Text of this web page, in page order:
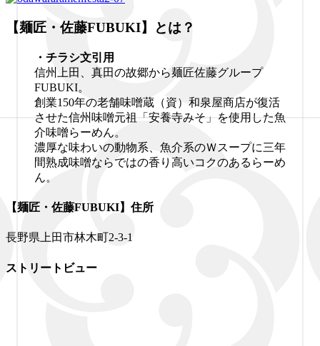
【麺匠・佐藤FUBUKI】とは？
・チラシ文引用
信州上田、真田の故郷から麺匠佐藤グループ
FUBUKI。
創業150年の老舗味噌蔵（資）和泉屋商店が復活
させた信州味噌元祖「安養寺みそ」を使用した魚
介味噌らーめん。
濃厚な味わいの動物系、魚介系のＷスープに三年
間熟成味噌ならではの香り高いコクのあるらーめ
ん。
【麺匠・佐藤FUBUKI】住所
長野県上田市林木町2-3-1
ストリートビュー